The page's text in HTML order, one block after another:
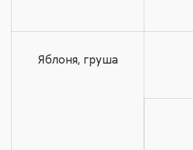
Яблоня, груша